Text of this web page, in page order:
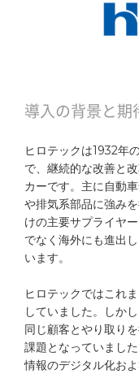
営業支援コラム
サポート
セキュリティ
稼働環境
連携サービス
導入の背景と期
ヒロテックは1932年
で、継続的な改善と
カーです。主に自動
や排気系部品に強み
けの主要サプライヤ
でなく海外にも進出
います。
ヒロテックではこれ
していました。しか
同じ顧客とやり取り
課題となっていまし
情報のデジタル化お